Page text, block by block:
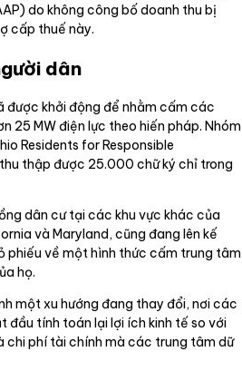
do không công bố doanh thu bị
cấp thuế này.
dân
được khởi động để nhằm cấm các
25 MW điện lực theo hiến pháp. Nhóm
Residents for Responsible
thập được 25.000 chữ ký chỉ trong
dân cư tại các khu vực khác của
và Maryland, cũng đang lên kế
phiếu về một hình thức cấm trung tâm
họ.
một xu hướng đang thay đổi, nơi các
đầu tính toán lại lợi ích kinh tế so với
chi phí tài chính mà các trung tâm dữ